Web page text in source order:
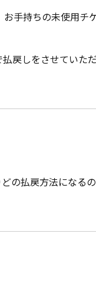
手持ちの未使用チ
戻しをさせていただ
の払戻方法になる